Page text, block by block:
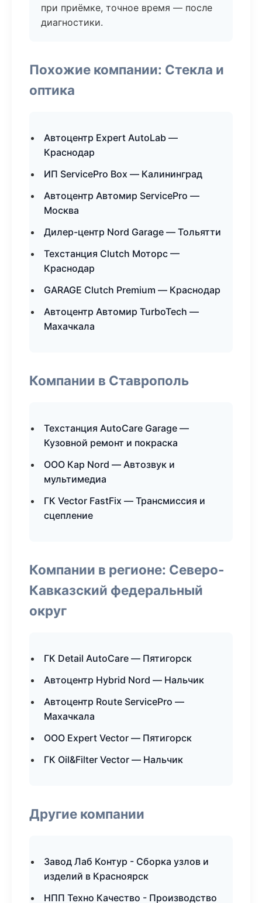
при приёмке, точное время — после
диагностики.
Похожие компании: Стекла и
оптика
Автоцентр Expert AutoLab —
Краснодар
ИП ServicePro Box — Калининград
Автоцентр Автомир ServicePro —
Москва
Дилер-центр Nord Garage — Тольятти
Техстанция Clutch Моторс —
Краснодар
GARAGE Clutch Premium — Краснодар
Автоцентр Автомир TurboTech —
Махачкала
Компании в Ставрополь
Техстанция AutoCare Garage —
Кузовной ремонт и покраска
ООО Кар Nord — Автозвук и
мультимедиа
ГК Vector FastFix — Трансмиссия и
сцепление
Компании в регионе: Северо-
Кавказский федеральный
округ
ГК Detail AutoCare — Пятигорск
Автоцентр Hybrid Nord — Нальчик
Автоцентр Route ServicePro —
Махачкала
ООО Expert Vector — Пятигорск
ГК Oil&Filter Vector — Нальчик
Другие компании
Завод Лаб Контур - Сборка узлов и
изделий в Красноярск
НПП Техно Качество - Производство